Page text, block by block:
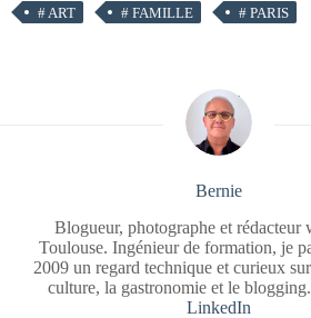
# ART # FAMILLE # PARIS
Bernie
Blogueur, photographe et rédacteur
Toulouse. Ingénieur de formation, je
2009 un regard technique et curieux
culture, la gastronomie et le blogging.
LinkedIn